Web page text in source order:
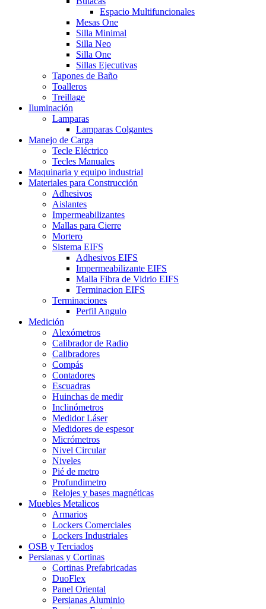
Espacio Multifuncionales
Mesas One
Silla Minimal
Silla Neo
Silla One
Sillas Ejecutivas
Tapones de Baño
Toalleros
Treillage
Iluminación
Lamparas
Lamparas Colgantes
Manejo de Carga
Tecle Eléctrico
Tecles Manuales
Maquinaria y equipo industrial
Materiales para Construcción
Adhesivos
Aislantes
Impermeabilizantes
Mallas para Cierre
Mortero
Sistema EIFS
Adhesivos EIFS
Impermeabilizante EIFS
Malla Fibra de Vidrio EIFS
Terminacion EIFS
Terminaciones
Perfil Angulo
Medición
Alexómetros
Calibrador de Radio
Calibradores
Compás
Contadores
Escuadras
Huinchas de medir
Inclinómetros
Medidor Láser
Medidores de espesor
Micrómetros
Nivel Circular
Niveles
Pié de metro
Profundimetro
Relojes y bases magnéticas
Muebles Metalicos
Armarios
Lockers Comerciales
Lockers Industriales
OSB y Terciados
Persianas y Cortinas
Cortinas Prefabricadas
DuoFlex
Panel Oriental
Persianas Aluminio